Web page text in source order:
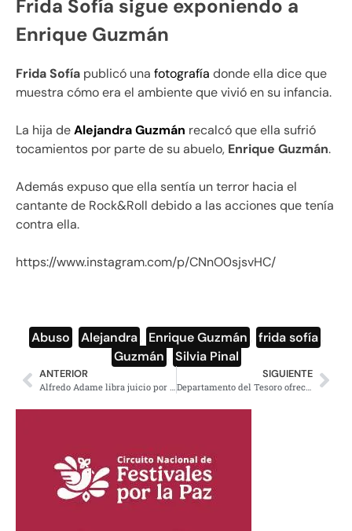
Frida Sofía sigue exponiendo a
Enrique Guzmán
Frida Sofía publicó una fotografía donde ella dice que
muestra cómo era el ambiente que vivió en su infancia.
La hija deAlejandra Guzmán recalcó que ella sufrió
tocamientos por parte de su abuelo, Enrique Guzmán.
Además expuso que ella sentía un terror hacia el
cantante de Rock&Roll debido a las acciones que tenía
contra ella.
https://www.instagram.com/p/CNnO0sjsvHC/
Abuso Alejandra Enrique Guzmán frida sofía
Guzmán
Silvia Pinal
ANTERIOR
Alfredo Adame libra juicio por demanda del SAT
SIGUIENTE
Departamento del Tesoro ofrece 5 mdd por líder del CJNG